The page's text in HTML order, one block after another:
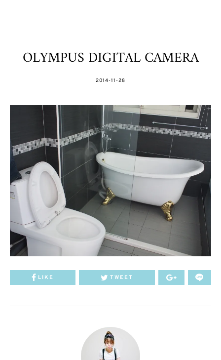
OLYMPUS DIGITAL CAMERA
POSTED
2014-11-28
LIKE TWEET